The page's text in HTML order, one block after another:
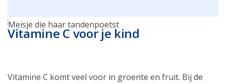
Vitamine C voor je kind
Vitamine C komt veel voor in groente en fruit. Bij de